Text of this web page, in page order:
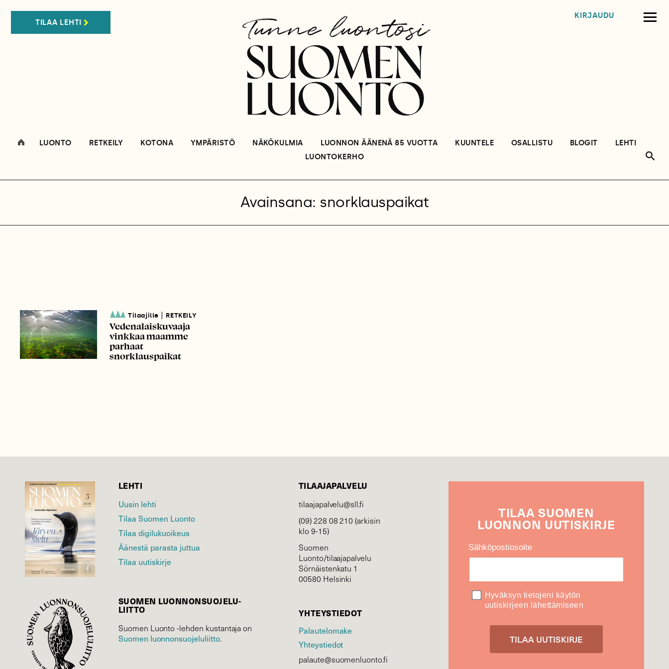
TILAA LEHTI
KIRJAUDU
LUONTO RETKEILY KOTONA YMPÄRISTÖ NÄKÖKULMIA LUONNON ÄÄNENÄ 85 VUOTTA KUUNTELE OSALLISTU BLOGIT
LEHTI
LUONTOKERHO
Avainsana: snorklauspaikat
Tilaajille RETKEILY
Vedenalaiskuvaaja
vinkkaa maamme
parhaat
snorklauspaikat
LEHTI
Uusin lehti
Tilaa Suomen Luonto
Tilaa digilukuoikeus
Äänestä parasta juttua
Tilaa uutiskirje
SUOMEN LUONNON­SUOJELU­
LIITTO
Suomen Luonto -lehden kustantaja on
Suomen luonnonsuojelu­liitto.
TILAAJAPALVELU
tilaajapalvelu@sll.fi
(09) 228 08 210 (arkisin
klo 9-15)
Suomen
Luonto/tilaajapalvelu
Sörnäistenkatu 1
00580 Helsinki
YHTEYSTIEDOT
Palautelomake
Yhteystiedot
palaute@suomenluonto.fi
TILAASUOMEN
LUONNON UUTIS­KIRJE
Sähköpostiosoite
Hyväksyn tietojeni käytön
uutiskirjeen lähettämiseen